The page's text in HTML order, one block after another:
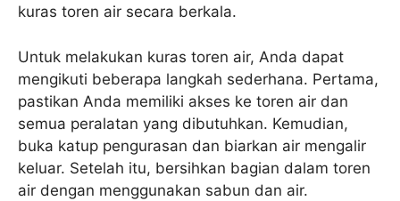
kuras toren air secara berkala.
Untuk melakukan kuras toren air, Anda dapat
mengikuti beberapa langkah sederhana. Pertama,
pastikan Anda memiliki akses ke toren air dan
semua peralatan yang dibutuhkan. Kemudian,
buka katup pengurasan dan biarkan air mengalir
keluar. Setelah itu, bersihkan bagian dalam toren
air dengan menggunakan sabun dan air.